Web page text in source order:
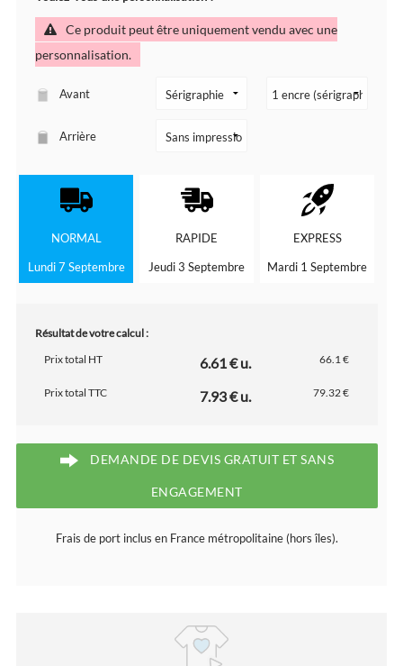
Ce produit peut être uniquement vendu avec une
personnalisation.
Avant
Arrière
NORMAL
Lundi 7 Septembre
RAPIDE
Jeudi 3 Septembre
EXPRESS
Mardi 1 Septembre
Résultat de votre calcul :
Prix total HT
6.61 € u. 66.1 €
Prix total TTC 7.93 € u. 79.32 €
DEMANDE DE DEVIS GRATUIT ET SANS
ENGAGEMENT
Frais de port inclus en France métropolitaine (hors îles).